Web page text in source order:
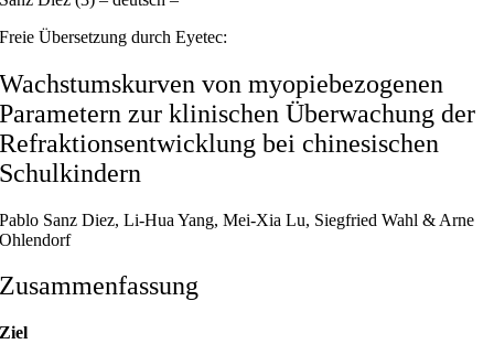
Freie Übersetzung durch Eyetec:
Wachstumskurven von myopiebezogenen
Parametern zur klinischen Überwachung der
Refraktionsentwicklung bei chinesischen
Schulkindern
Pablo Sanz Diez, Li-Hua Yang, Mei-Xia Lu, Siegfried Wahl & Arne
Ohlendorf
Zusammenfassung
Ziel